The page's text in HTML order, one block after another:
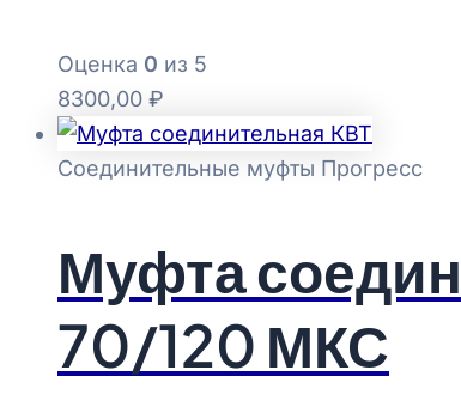
Оценка 0 из 5
8300,00 ₽
Соединительные муфты Прогресс
Муфта
70/120 МКС